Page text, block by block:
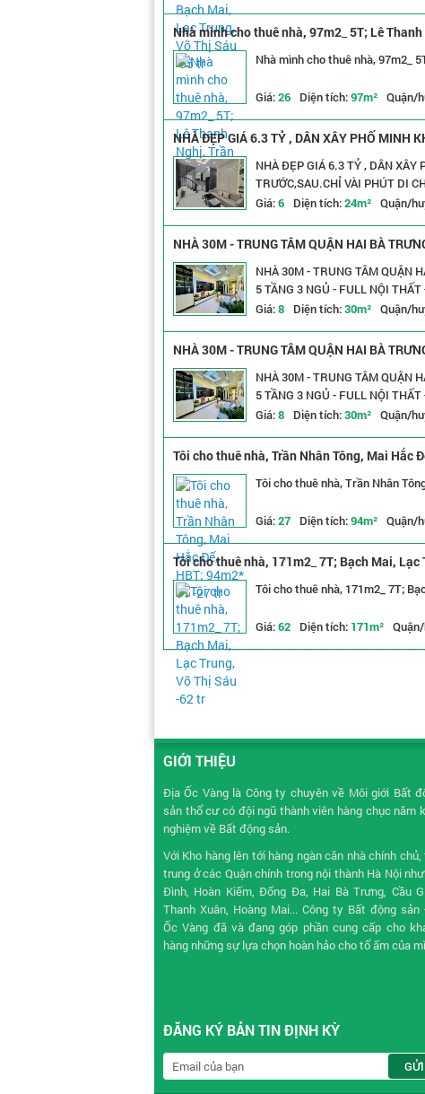
Nhà mình cho thuê nhà, 97m2_ 5T; Lê
Nhà mình cho thuê nhà, 97m2_
Giá:26 Diện tích:97m² Quận/
NHÀ ĐẸP GIÁ 6.3 TỶ , DÂN XÂY PHỐ MINH
TRƯỚC,SAU.CHỈ VÀI PHÚT DI CHUYỂN QUA
NHÀ ĐẸP GIÁ 6.3 TỶ , DÂN XÂY PHỐ MINH KHAI HỘ KHẨU HAI BÀ TRƯNG NGÕ THÔNG, THOÁNG
TRƯỚC,SAU.CHỈ VÀI PHÚT DI
Giá:6 Diện tích:24m² Quận/
NHÀ 30M - TRUNG TÂM QUẬN HAI BÀ
3 NGỦ - FULL NỘI THẤT ĐẸP LONG LANH.
NHÀ 30M - TRUNG TÂM QUẬN
5 TẦNG 3 NGỦ - FULL NỘI
Giá:8 Diện tích:30m² Quận/
NHÀ 30M - TRUNG TÂM QUẬN HAI BÀ
3 NGỦ - FULL NỘI THẤT ĐẸP LONG LANH.
NHÀ 30M - TRUNG TÂM QUẬN
5 TẦNG 3 NGỦ - FULL NỘI
Giá:8 Diện tích:30m² Quận/
Tôi cho thuê nhà, Trần Nhân Tông, Mai Hắc
Tôi cho thuê nhà, Trần Nhân
Giá:27 Diện tích:94m² Quận/
Tôi cho thuê nhà, 171m2_ 7T; Bạch Mai,
Tôi cho thuê nhà, 171m2_ 7T;
Giá:62 Diện tích: 171m²
GIỚI THIỆU
Địa Ốc Vàng là Công ty chuyên về Môi giới Bất
sản thổ cư có đội ngũ thành viên hàng chục năm
nghiệm về Bất động sản.
Với Kho hàng lên tới hàng ngàn căn nhà chính chủ,
trung ở các Quận chính trong nội thành Hà Nội
Đình, Hoàn Kiếm, Đống Đa, Hai Bà Trưng, Cầu
Thanh Xuân, Hoàng Mai... Công ty Bất động sản
Ốc Vàng đã và đang góp phần cung cấp cho
hàng những sự lựa chọn hoàn hảo cho tổ ấm của
ĐĂNG KÝ BẢN TIN ĐỊNH KỲ